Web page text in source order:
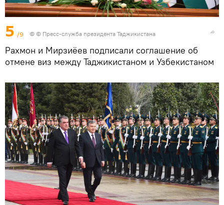
5 /9 © © Пресс-служба президента Таджикистана
Рахмон и Мирзиёев подписали соглашение об
отмене виз между Таджикистаном и Узбекистаном